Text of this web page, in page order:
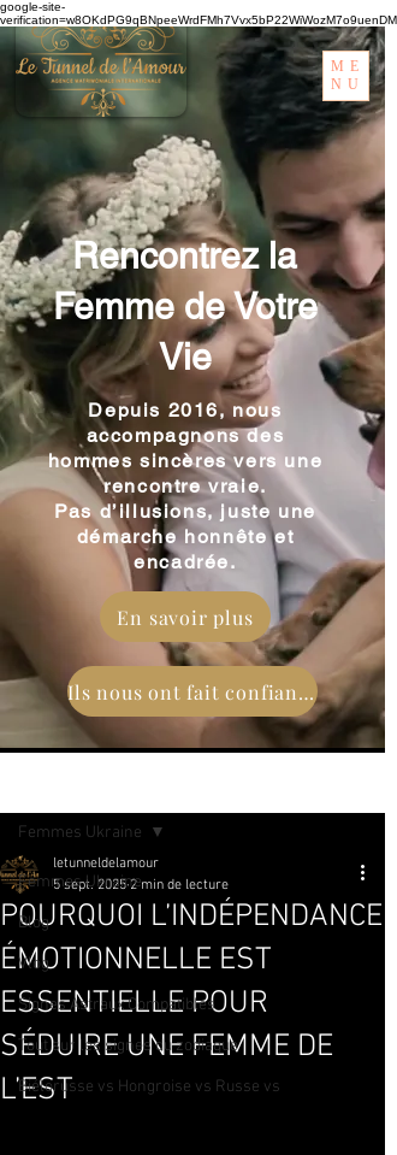
google-site-
verification=w8OKdPG9qBNpeeWrdFMh7Vvx5bP22WiWozM7o9uenDM
ME
NU
Rencontrez la
Femme de Votre
Vie
Depuis 2016, nous
accompagnons des
hommes sincères vers une
rencontre vraie.
Pas d’illusions, juste une
démarche honnête et
encadrée.
En savoir plus
Ils nous ont fait confiance
Femmes Ukraine
Blog
Vlog
Signes Astraux Compatibles
Tout sur les signes du zodiaque
Biélorusse vs Hongroise vs Russe vs
Femmes Ukraine
POURQUOI L’INDÉPENDANCE
ÉMOTIONNELLE EST
ESSENTIELLE POUR
SÉDUIRE UNE FEMME DE
L’EST
letunneldelamour
5 sept. 2025 2 min de lecture